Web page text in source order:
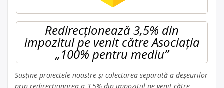
Redirecționează 3,5% din
impozitul pe venit către Asociația
„100% pentru mediu”
Susține proiectele noastre și colectarea separată a deșeurilor